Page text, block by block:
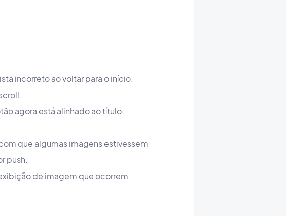
incorreto ao voltar para o início.
agora está alinhado ao título.
que algumas imagens estivessem
push.
de imagem que ocorrem